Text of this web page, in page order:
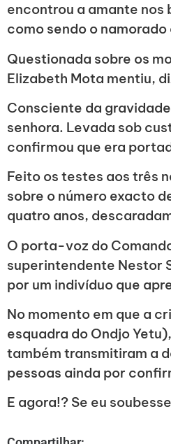
encontrou a amante nos
como sendo o namorado
Questionada sobre os
Elizabeth Mota mentiu,
Consciente da
senhora. Levada sob
confirmou que era
Feito os testes aos três
sobre o número exacto
quatro anos,
O porta-voz do
superintendente Nestor
por um indivíduo que
No momento em que a
esquadra do Ondjo
também transmitiram a
pessoas ainda por
E agora!? Se eu